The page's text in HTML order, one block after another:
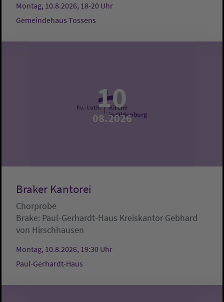
Montag, 10.8.2026, 18-20 Uhr
Gemeindehaus Tossens
10
08.2026
Braker Kantorei
Chorprobe
Brake: Paul-Gerhardt-Haus Kreiskantor Gebhard
von Hirschhausen
Montag, 10.8.2026, 19:30 Uhr
Paul-Gerhardt-Haus